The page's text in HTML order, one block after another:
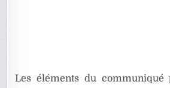
Les éléments du communiqué